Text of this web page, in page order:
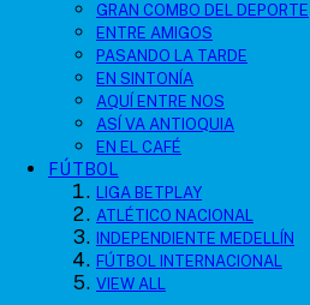
GRAN COMBO DEL DEPORTE
ENTRE AMIGOS
PASANDO LA TARDE
EN SINTONÍA
AQUÍ ENTRE NOS
ASÍ VA ANTIOQUIA
EN EL CAFÉ
FÚTBOL
LIGA BETPLAY
ATLÉTICO NACIONAL
INDEPENDIENTE MEDELLÍN
FÚTBOL INTERNACIONAL
VIEW ALL